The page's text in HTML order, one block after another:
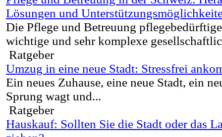
Lösungen und
Die Pflege und Betreuung
wichtige und sehr komplexe
Ratgeber
Umzug in eine neue Stadt: Stressfrei
Ein neues Zuhause, eine neue Stadt, ein
Sprung wagt und...
Ratgeber
Hauskauf: Sollten Sie die Stadt oder das